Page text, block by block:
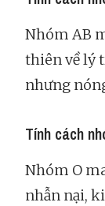
Nhóm AB
thiên về lý
nhưng
Tính cách
Nhóm O
nhẫn nại,